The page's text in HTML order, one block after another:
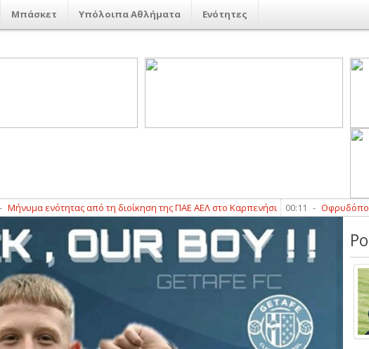
Μπάσκετ Υπόλοιπα Αθλήματα Ενότητες
ενότητας από τη διοίκηση της ΠΑΕ ΑΕΛ στο Καρπενήσι 00:11 - Οφρυδόπουλος: